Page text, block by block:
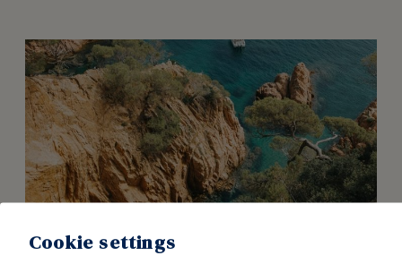
Cookie settings